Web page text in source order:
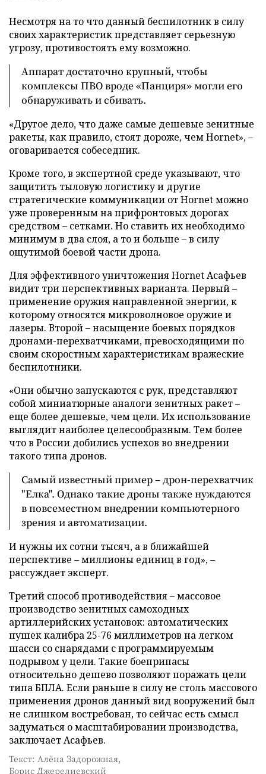
Несмотря на то что данный беспилотник в силу
своих характеристик представляет серьезную
угрозу, противостоять ему возможно.
Аппарат достаточно крупный, чтобы
комплексы ПВО вроде «Панциря» могли его
обнаруживать и сбивать.
«Другое дело, что даже самые дешевые зенитные
ракеты, как правило, стоят дороже, чем Hornet», –
оговаривается собеседник.
Кроме того, в экспертной среде указывают, что
защитить тыловую логистику и другие
стратегические коммуникации от Hornet можно
уже проверенным на прифронтовых дорогах
средством – сетками. Но ставить их необходимо
минимум в два слоя, а то и больше – в силу
ощутимой боевой части дрона.
Для эффективного уничтожения Hornet Асафьев
видит три перспективных варианта. Первый –
применение оружия направленной энергии, к
которому относятся микроволновое оружие и
лазеры. Второй – насыщение боевых порядков
дронами-перехватчиками, превосходящими по
своим скоростным характеристикам вражеские
беспилотники.
«Они обычно запускаются с рук, представляют
собой миниатюрные аналоги зенитных ракет –
еще более дешевые, чем цели. Их использование
выглядит наиболее целесообразным. Тем более
что в России добились успехов во внедрении
такого типа дронов.
Самый известный пример – дрон-перехватчик
"Елка". Однако такие дроны также нуждаются
в повсеместном внедрении компьютерного
зрения и автоматизации.
И нужны их сотни тысяч, а в ближайшей
перспективе – миллионы единиц в год», –
рассуждает эксперт.
Третий способ противодействия – массовое
производство зенитных самоходных
артиллерийских установок: автоматических
пушек калибра 25-76 миллиметров на легком
шасси со снарядами с программируемым
подрывом у цели. Такие боеприпасы
относительно дешево позволяют поражать цели
типа БПЛА. Если раньше в силу не столь массового
применения дронов данный вид вооружений был
не слишком востребован, то сейчас есть смысл
задуматься о масштабировании производства,
заключает Асафьев.
Текст: Алёна Задорожная,
Борис Джерелиевский